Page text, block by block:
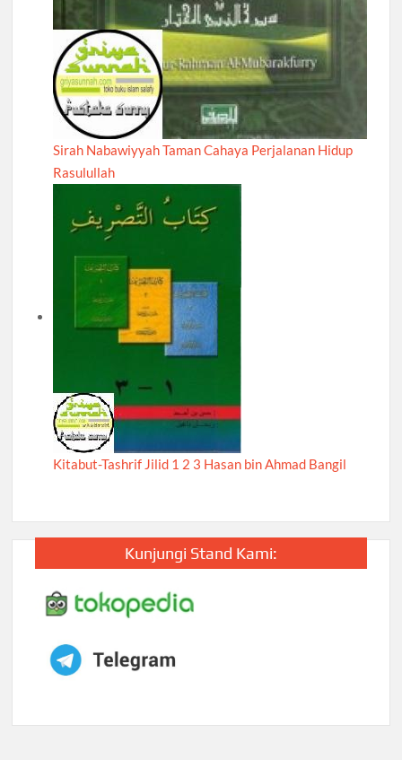
Sirah Nabawiyyah Taman Cahaya Perjalanan Hidup
Rasulullah
Kitabut-Tashrif Jilid 1 2 3 Hasan bin Ahmad Bangil
Kunjungi Stand Kami: